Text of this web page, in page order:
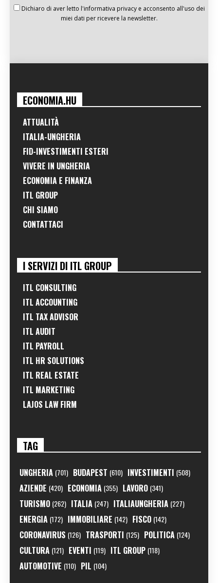
Dichiaro di aver letto l'informativa privacy e acconsento all'uso dei
miei dati per ricevere la newsletter.
ECONOMIA.HU
ATTUALITÀ
ITALIA-UNGHERIA
FID-INVESTIMENTI ESTERI
VIVERE IN UNGHERIA
ECONOMIA E FINANZA
ITL GROUP
CHI SIAMO
CONTATTACI
I SERVIZI DI ITL GROUP
ITL CONSULTING
ITL ACCOUNTING
ITL TAX ADVISOR
ITL AUDIT
ITL PAYROLL
ITL HR SOLUTIONS
ITL REAL ESTATE
ITL MARKETING
LAJOS LAW FIRM
TAG
UNGHERIA (701) BUDAPEST (610) INVESTIMENTI (508)
AZIENDE (420) ECONOMIA (355) LAVORO (341)
TURISMO (262) ITALIA (247) ITALIAUNGHERIA (227)
ENERGIA (172) IMMOBILIARE (142) FISCO (142)
CORONAVIRUS (126) TRASPORTI (125) POLITICA (124)
CULTURA (121) EVENTI (119) ITL GROUP (118)
AUTOMOTIVE (110) PIL (104)